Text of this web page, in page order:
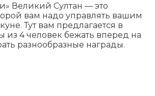
Великий Султан — это
вам надо управлять вашим
Тут вам предлагается в
из 4 человек бежать вперед на
разнообразные награды.